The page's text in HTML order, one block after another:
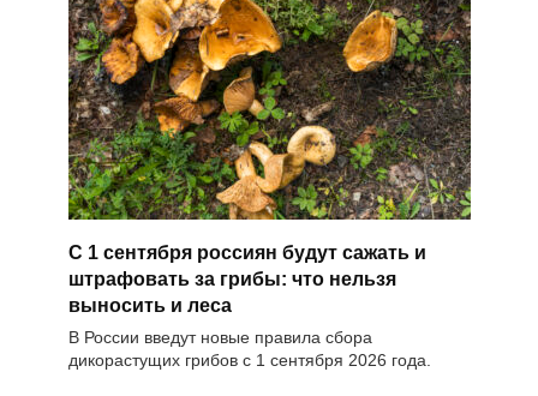
С 1 сентября россиян будут сажать и
штрафовать за грибы: что нельзя
выносить и леса
В России введут новые правила сбора
дикорастущих грибов с 1 сентября 2026 года.